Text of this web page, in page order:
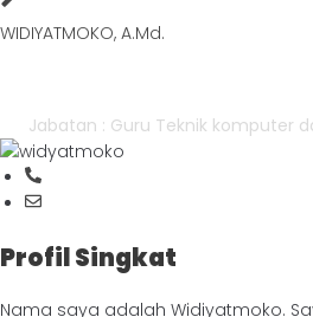
WIDIYATMOKO, A.Md.
Jabatan : Guru Teknik komputer
Profil Singkat
Nama saya adalah Widiyatmoko.